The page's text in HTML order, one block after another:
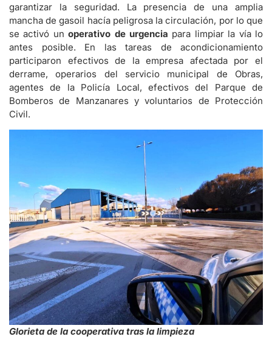
garantizar la seguridad. La presencia de una amplia
mancha de gasoil hacía peligrosa la circulación, por lo que
se activó unoperativo de urgencia para limpiar la vía lo
antes posible. En las tareas de acondicionamiento
participaron efectivos de la empresa afectada por el
derrame, operarios del servicio municipal de Obras,
agentes de la Policía Local, efectivos del Parque de
Bomberos de Manzanares y voluntarios de Protección
Civil.
Glorieta de la cooperativa tras la limpieza